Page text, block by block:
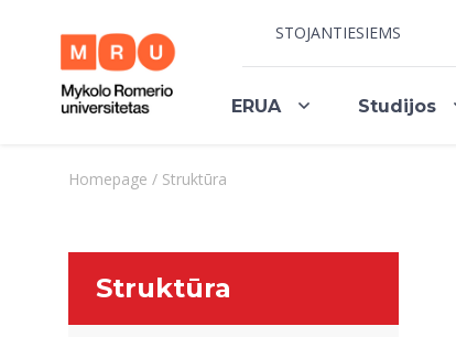
STOJANTIESIEMS
ERUA Studijos
Homepage / Struktūra
Struktūra